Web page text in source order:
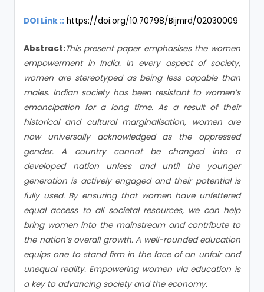
DOI Link :: https://doi.org/10.70798/Bijmrd/02030009
Abstract:This present paper emphasises the women
empowerment in India. In every aspect of society,
women are stereotyped as being less capable than
males. Indian society has been resistant to women’s
emancipation for a long time. As a result of their
historical and cultural marginalisation, women are
now universally acknowledged as the oppressed
gender. A country cannot be changed into a
developed nation unless and until the younger
generation is actively engaged and their potential is
fully used. By ensuring that women have unfettered
equal access to all societal resources, we can help
bring women into the mainstream and contribute to
the nation’s overall growth. A well-rounded education
equips one to stand firm in the face of an unfair and
unequal reality. Empowering women via education is
a key to advancing society and the economy.